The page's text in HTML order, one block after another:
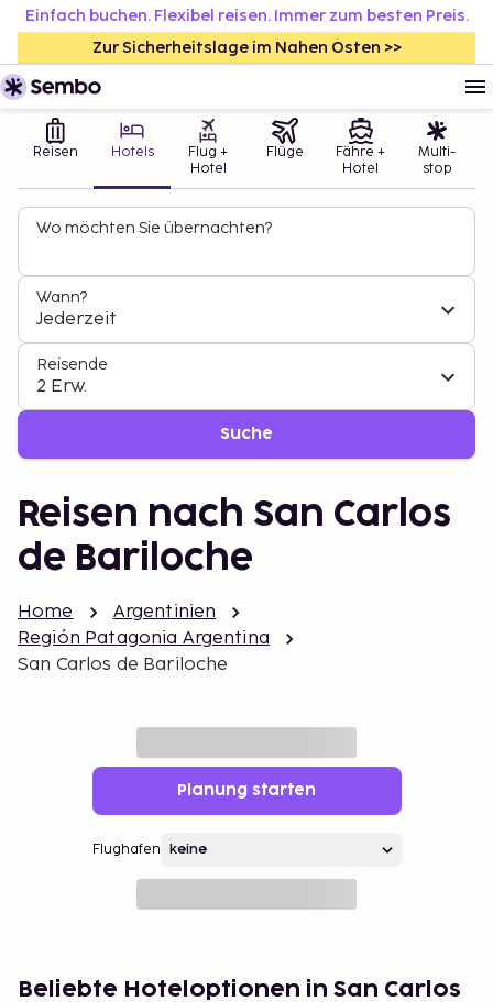
Einfach buchen. Flexibel reisen. Immer zum besten Preis.
Zur Sicherheitslage im Nahen Osten >>
Reisen Hotels
Flug +
Hotel
Flüge
Fähre +
Hotel
Multi-
stop
Wo möchten Sie übernachten?
Wann?
Jederzeit
Reisende
2 Erw.
Suche
Reisen nach San Carlos
de Bariloche
Home
Argentinien
Región Patagonia Argentina
San Carlos de Bariloche
Planung starten
Flughafen
Beliebte Hoteloptionen in San Carlos